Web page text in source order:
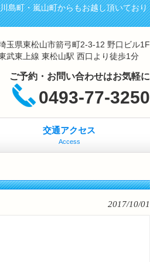
島町・嵐山町からもお越し頂いており
玉県東松山市箭弓町2-3-12 野口ビル1F
武東上線 東松山駅 西口より徒歩1分
ご予約・お問い合わせはお気軽に
0493-77-3250
交通アクセス
Access
2017/10/01